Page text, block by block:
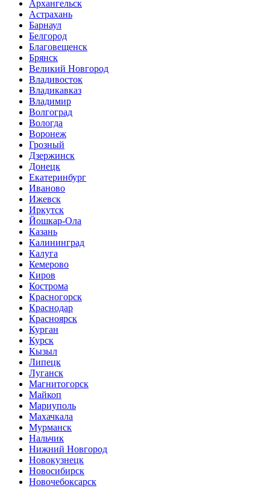
Архангельск
Астрахань
Барнаул
Белгород
Благовещенск
Брянск
Великий Новгород
Владивосток
Владикавказ
Владимир
Волгоград
Вологда
Воронеж
Грозный
Дзержинск
Донецк
Екатеринбург
Иваново
Ижевск
Иркутск
Йошкар-Ола
Казань
Калининград
Калуга
Кемерово
Киров
Кострома
Красногорск
Краснодар
Красноярск
Курган
Курск
Кызыл
Липецк
Луганск
Магнитогорск
Майкоп
Мариуполь
Махачкала
Мурманск
Нальчик
Нижний Новгород
Новокузнецк
Новосибирск
Новочебоксарск